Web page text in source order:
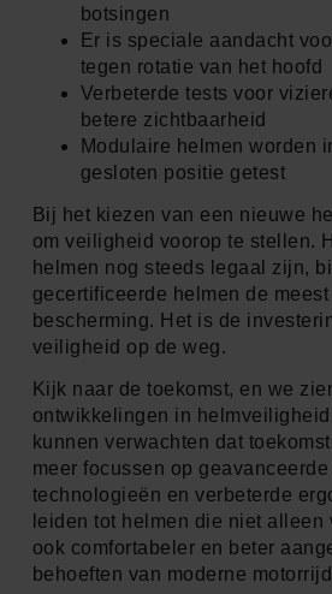
botsingen
Er is speciale aandacht
tegen rotatie van het hoofd
Verbeterde tests voor
betere zichtbaarheid
Modulaire helmen worden
gesloten positie getest
Bij het kiezen van een nieuwe
om veiligheid voorop te stellen.
helmen nog steeds legaal zijn,
gecertificeerde helmen de
bescherming. Het is de
veiligheid op de weg.
Kijk naar de toekomst, en we
ontwikkelingen in
kunnen verwachten dat
meer focussen op
technologieën en verbeterde
leiden tot helmen die niet
ook comfortabeler en beter
behoeften van moderne